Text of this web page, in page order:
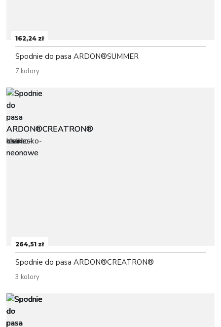
162,24 zł
Spodnie do pasa ARDON®SUMMER
7 kolory
264,51 zł
Spodnie do pasa ARDON®CREATRON®
3 kolory